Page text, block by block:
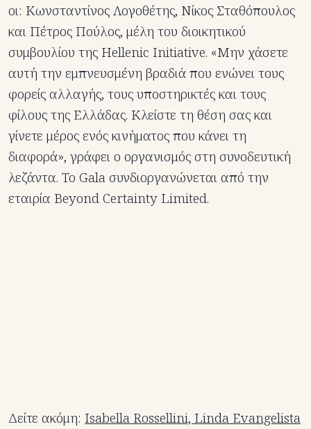
οι: Κωνσταντίνος Λογοθέτης, Νίκος Σταθόπουλος
και Πέτρος Πούλος, μέλη του διοικητικού
συμβουλίου της Hellenic Initiative. «Μην χάσετε
αυτή την εμπνευσμένη βραδιά που ενώνει τους
φορείς αλλαγής, τους υποστηρικτές και τους
φίλους της Ελλάδας. Κλείστε τη θέση σας και
γίνετε μέρος ενός κινήματος που κάνει τη
διαφορά», γράφει ο οργανισμός στη συνοδευτική
λεζάντα. Το Gala συνδιοργανώνεται από την
εταιρία Beyond Certainty Limited.
Δείτε ακόμη: Isabella Rossellini, Linda Evangelista